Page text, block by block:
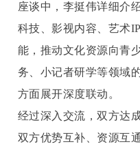
座谈中，李挺伟详细介
科技、影视内容、艺术
能，推动文化资源向青
务、小记者研学等领域
方面展开深度联动。
经过深入交流，双方达
双方优势互补、资源互